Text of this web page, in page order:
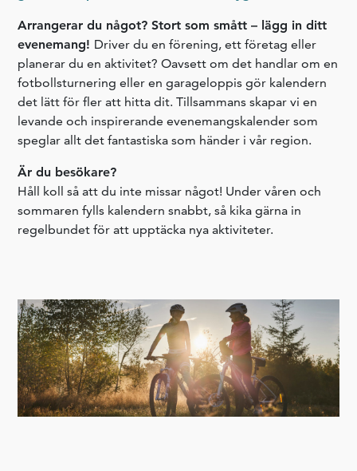
Arrangerar du något? Stort som smått – lägg in ditt
evenemang! Driver du en förening, ett företag eller
planerar du en aktivitet? Oavsett om det handlar om en
fotbollsturnering eller en garageloppis gör kalendern
det lätt för fler att hitta dit. Tillsammans skapar vi en
levande och inspirerande evenemangskalender som
speglar allt det fantastiska som händer i vår region.
Är du besökare?
Håll koll så att du inte missar något! Under våren och
sommaren fylls kalendern snabbt, så kika gärna in
regelbundet för att upptäcka nya aktiviteter.